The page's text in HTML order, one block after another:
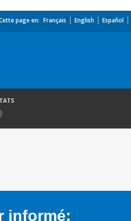
page en: Français English Español
informé: